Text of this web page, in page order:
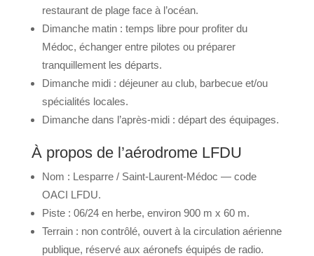
restaurant de plage face à l’océan.
Dimanche matin : temps libre pour profiter du
Médoc, échanger entre pilotes ou préparer
tranquillement les départs.
Dimanche midi : déjeuner au club, barbecue et/ou
spécialités locales.
Dimanche dans l’après-midi : départ des équipages.
À propos de l’aérodrome LFDU
Nom : Lesparre / Saint-Laurent-Médoc — code
OACI LFDU.
Piste : 06/24 en herbe, environ 900 m x 60 m.
Terrain : non contrôlé, ouvert à la circulation aérienne
publique, réservé aux aéronefs équipés de radio.